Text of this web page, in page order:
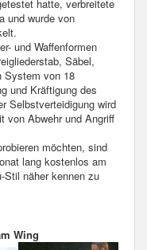
hatte, verbreitete
und wurde von
und Waffenformen
Säbel,
System von 18
und Kräftigung des
Selbstverteidigung wird
von Abwehr und Angriff
möchten, sind
lang kostenlos am
Stil näher kennen zu
Wing